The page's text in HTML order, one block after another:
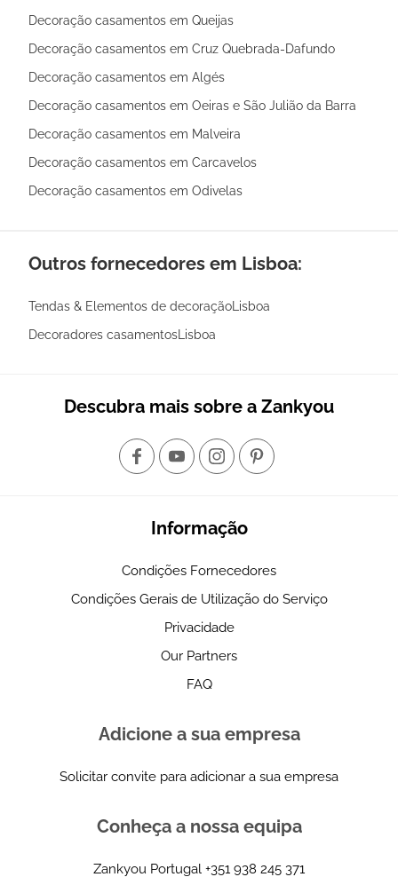
Decoração casamentos em Queijas
Decoração casamentos em Cruz Quebrada-Dafundo
Decoração casamentos em Algés
Decoração casamentos em Oeiras e São Julião da Barra
Decoração casamentos em Malveira
Decoração casamentos em Carcavelos
Decoração casamentos em Odivelas
Outros fornecedores em Lisboa:
Tendas & Elementos de decoraçãoLisboa
Decoradores casamentosLisboa
Descubra mais sobre a Zankyou
Informação
Condições Fornecedores
Condições Gerais de Utilização do Serviço
Privacidade
Our Partners
FAQ
Adicione a sua empresa
Solicitar convite para adicionar a sua empresa
Conheça a nossa equipa
Zankyou Portugal +351 938 245 371